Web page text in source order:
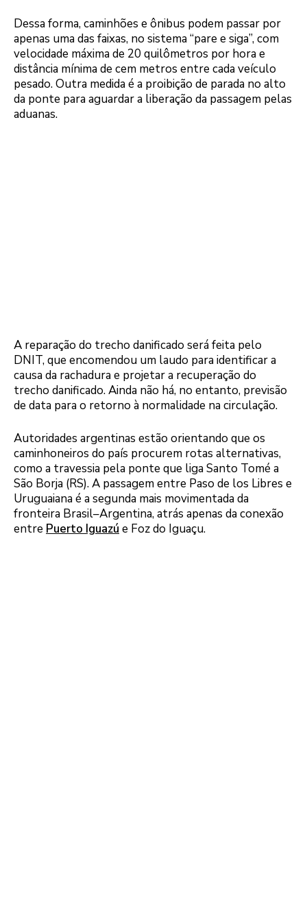
Dessa forma, caminhões e ônibus podem passar por
apenas uma das faixas, no sistema “pare e siga”, com
velocidade máxima de 20 quilômetros por hora e
distância mínima de cem metros entre cada veículo
pesado. Outra medida é a proibição de parada no alto
da ponte para aguardar a liberação da passagem pelas
aduanas.
A reparação do trecho danificado será feita pelo
DNIT, que encomendou um laudo para identificar a
causa da rachadura e projetar a recuperação do
trecho danificado.Ainda não há, no entanto, previsão
de data para o retorno à normalidade na circulação.
Autoridades argentinas estão orientando que os
caminhoneiros do país procurem rotas alternativas,
como a travessia pela ponte que liga Santo Tomé a
São Borja (RS). A passagem entre Paso de los Libres e
Uruguaiana é a segunda mais movimentada da
fronteira Brasil–Argentina, atrás apenas da conexão
entre Puerto Iguazú e Foz do Iguaçu.